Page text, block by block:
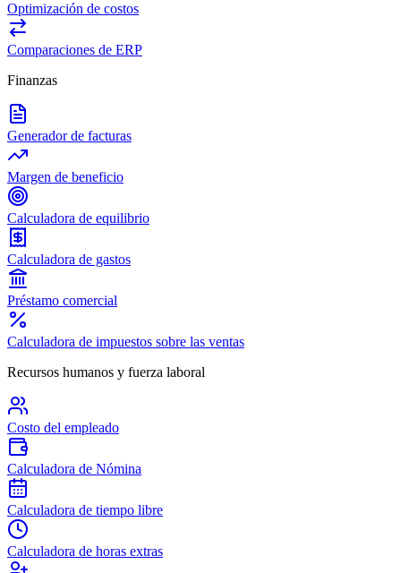
Optimización de costos
Comparaciones de ERP
Finanzas
Generador de facturas
Margen de beneficio
Calculadora de equilibrio
Calculadora de gastos
Préstamo comercial
Calculadora de impuestos sobre las ventas
Recursos humanos y fuerza laboral
Costo del empleado
Calculadora de Nómina
Calculadora de tiempo libre
Calculadora de horas extras